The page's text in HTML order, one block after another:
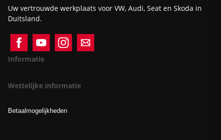
Uw vertrouwde werkplaats voor VW, Audi, Seat en Skoda in
Duitsland.
Informatie
Wettelijke informatie
Betaalmogelijkheden